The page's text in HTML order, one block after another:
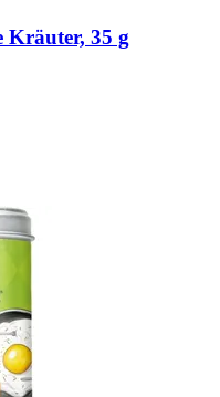
Kräuter, 35 g